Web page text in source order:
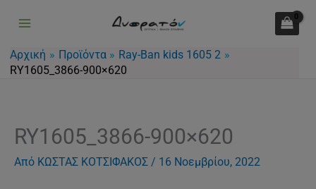
περιεχόμενο
Αρχική Προϊόντα
Ray-Ban kids 1605 2
RY1605_3866-900×620
RY1605_3866-900×620
Από ΚΩΣΤΑΣ ΚΟΤΣΙΦΑΚΟΣ / 16 Νοεμβρίου, 2022